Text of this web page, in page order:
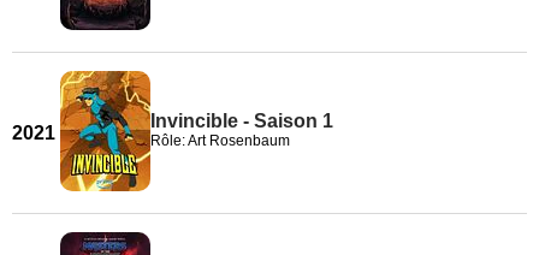
2021
Invincible - Saison 1
Rôle: Art Rosenbaum